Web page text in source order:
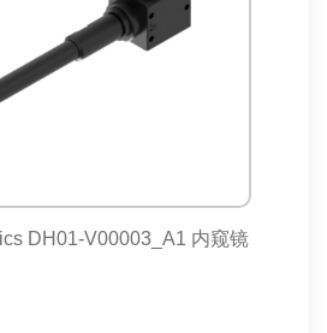
DH01-V00003_A1 内窥镜